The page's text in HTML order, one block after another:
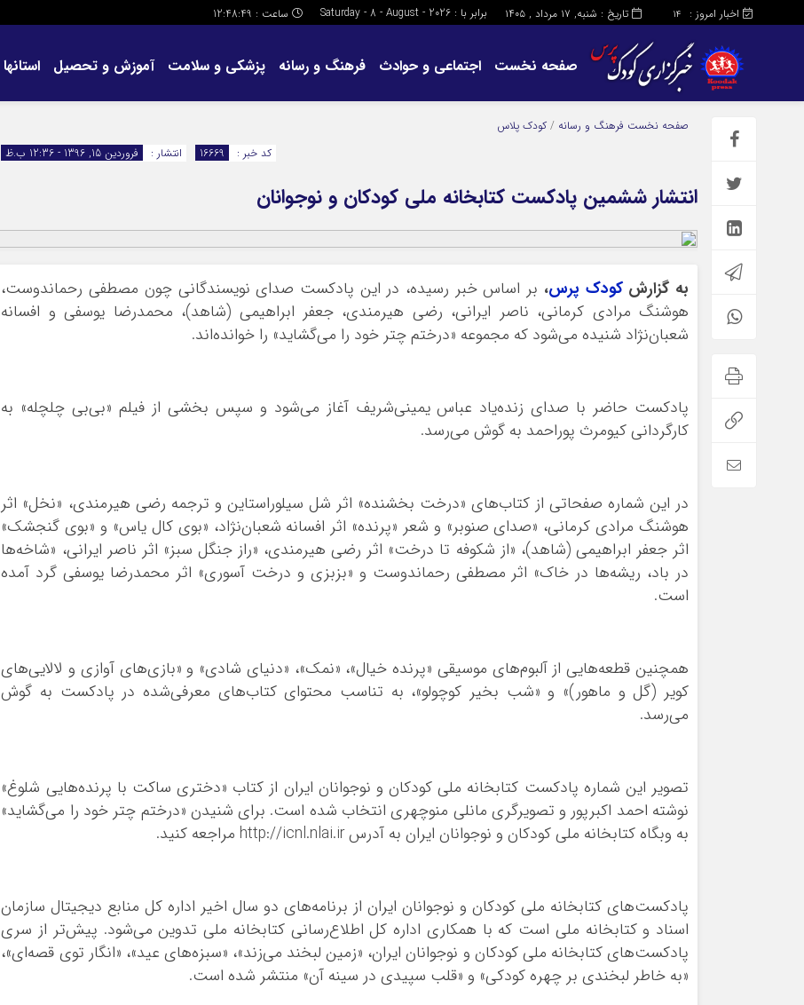
اخبار امروز : 14 تاریخ : شنبه, ۱۷ مرداد , ۱۴۰۵ برابر با : Saturday - 8 - August - 2026 ساعت : 12:48:49
صفحه نخست اجتماعی و حوادث فرهنگ و رسانه پزشکی و سلامت آموزش و تحصیل استانها
صفحه نخست فرهنگ و رسانه / کودک پلاس
انتشار :
فروردین 15, 1396 - 12:36 ب.ظ کد خبر : 16669
انتشار ششمین پادکست کتابخانه ملی کودکان و نوجوانان
به گزارشکودک پرس، بر اساس خبر رسیده، در این پادکست صدای نویسندگانی چون مصطفی رحماندوست،
هوشنگ مرادی کرمانی، ناصر ایرانی، رضی هیرمندی، جعفر ابراهیمی (شاهد)، محمدرضا یوسفی و افسانه
شعبان‌نژاد شنیده می‌شود که مجموعه «درختم چتر خود را می‌گشاید» را خوانده‌اند.
پادکست حاضر با صدای زنده‌یاد عباس یمینی‌شریف آغاز می‌شود و سپس بخشی از فیلم «بی‌بی چلچله» به
کارگردانی کیومرث پوراحمد به گوش می‌رسد.
در این شماره صفحاتی از کتاب‌های «درخت بخشنده» اثر شل سیلوراستاین و ترجمه رضی هیرمندی، «نخل» اثر
هوشنگ مرادی کرمانی، «صدای صنوبر» و شعر «پرنده» اثر افسانه شعبان‌نژاد، «بوی کال یاس» و «بوی گنجشک»
اثر جعفر ابراهیمی (شاهد)، «از شکوفه تا درخت» اثر رضی هیرمندی، «راز جنگل سبز» اثر ناصر ایرانی، «شاخه‌ها
در باد، ریشه‌ها در خاک» اثر مصطفی رحماندوست و «بزبزی و درخت آسوری» اثر محمدرضا یوسفی گرد آمده
است.
همچنین قطعه‌هایی از آلبوم‌های موسیقی «پرنده خیال»، «نمک»، «دنیای شادی» و «بازی‌های آوازی و لالایی‌های
کویر (گل و ماهور)» و «شب بخیر کوچولو»، به تناسب محتوای کتاب‌های معرفی‌شده در پادکست به گوش
می‌رسد.
تصویر این شماره پادکست کتابخانه ملی کودکان و نوجوانان ایران از کتاب «دختری ساکت با پرنده‌هایی شلوغ»
نوشته احمد اکبرپور و تصویرگری مانلی منوچهری انتخاب شده است. برای شنیدن «درختم چتر خود را می‌گشاید»
به وبگاه کتابخانه ملی کودکان و نوجوانان ایران به آدرس http://icnl.nlai.ir مراجعه کنید.
پادکست‌های کتابخانه ملی کودکان و نوجوانان ایران از برنامه‌های دو سال اخیر اداره کل منابع دیجیتال سازمان
اسناد و کتابخانه ملی است که با همکاری اداره کل اطلاع‌رسانی کتابخانه ملی تدوین می‌شود. پیش‌تر از سری
پادکست‌های کتابخانه ملی کودکان و نوجوانان ایران، «زمین لبخند می‌زند»، «سبزه‌های عید»، «انگار توی قصه‌ای»،
«به خاطر لبخندی بر چهره کودکی» و «قلب سپیدی در سینه آن» منتشر شده است.